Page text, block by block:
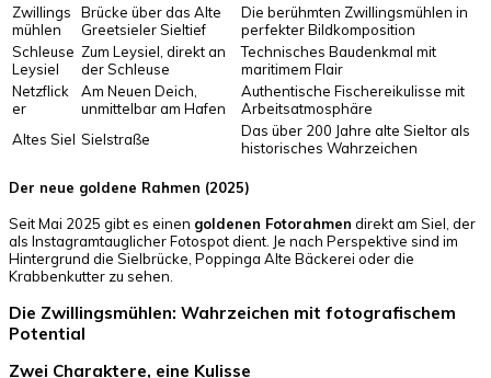
Zwillings
mühlen
Brücke über das Alte
Greetsieler Sieltief
Die berühmten Zwillingsmühlen in
perfekter Bildkomposition
Schleuse
Leysiel
Zum Leysiel, direkt an
der Schleuse
Technisches Baudenkmal mit
maritimem Flair
Netzflick
er
Am Neuen Deich,
unmittelbar am Hafen
Authentische Fischereikulisse mit
Arbeitsatmosphäre
Altes Siel Sielstraße
Das über 200 Jahre alte Sieltor als
historisches Wahrzeichen
Der neue goldene Rahmen (2025)
Seit Mai 2025 gibt es einen goldenen Fotorahmen direkt am Siel, der
als Instagramtauglicher Fotospot dient. Je nach Perspektive sind im
Hintergrund die Sielbrücke, Poppinga Alte Bäckerei oder die
Krabbenkutter zu sehen.
Die Zwillingsmühlen: Wahrzeichen mit fotografischem
Potential
Zwei Charaktere, eine Kulisse